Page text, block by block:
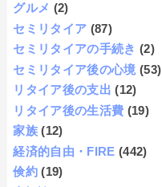
グルメ (2)
セミリタイア (87)
セミリタイアの手続き (2)
セミリタイア後の心境 (53)
リタイア後の支出 (12)
リタイア後の生活費 (19)
家族 (12)
経済的自由・FIRE (442)
倹約 (19)